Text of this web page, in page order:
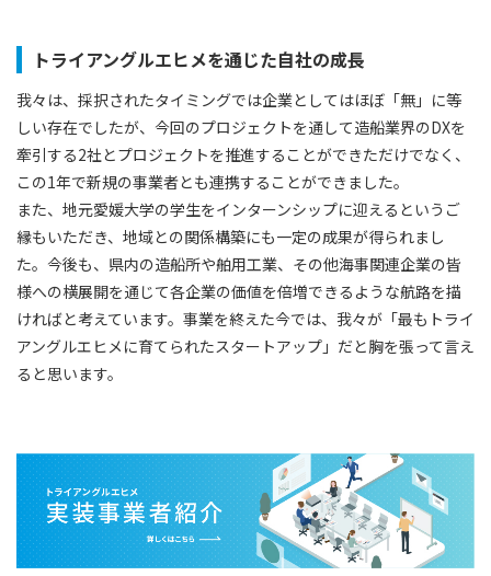
トライアングルエヒメを通じた自社の成長
我々は、採択されたタイミングでは企業としてはほぼ「無」に等
しい存在でしたが、今回のプロジェクトを通して造船業界のDXを
牽引する2社とプロジェクトを推進することができただけでなく、
この1年で新規の事業者とも連携することができました。
また、地元愛媛大学の学生をインターンシップに迎えるというご
縁もいただき、地域との関係構築にも一定の成果が得られまし
た。今後も、県内の造船所や舶用工業、その他海事関連企業の皆
様への横展開を通じて各企業の価値を倍増できるような航路を描
ければと考えています。事業を終えた今では、我々が「最もトライ
アングルエヒメに育てられたスタートアップ」だと胸を張って言え
ると思います。